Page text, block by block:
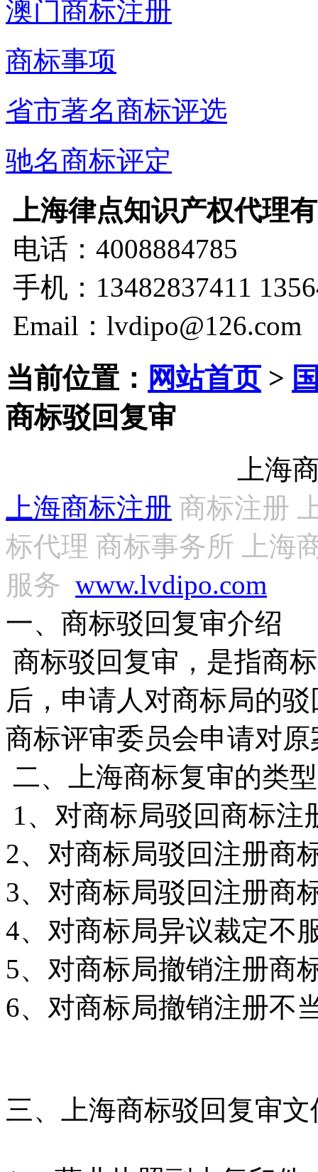
澳门商标注册
商标事项
省市著名商标评选
驰名商标评定
上海律点知识产权代理
电话：4008884785
手机：13482837411
Email：lvdipo@126.com
当前位置： 网站首页>
商标驳回复审
上海
上海商标注册 商标注册
标代理 商标事务所 上海
服务 www.lvdipo.com
一、商标驳回复审介绍
商标驳回复审，是指商
后，申请人对商标局的
商标评审委员会申请对
二、上海商标复审的类
1、对商标局驳回商标
2、对商标局驳回注册商
3、对商标局驳回注册商
4、对商标局异议裁定不
5、对商标局撤销注册商
6、对商标局撤销注册不
三、上海商标驳回复审